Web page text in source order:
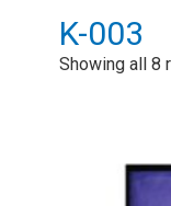
K-003
Showing all 8